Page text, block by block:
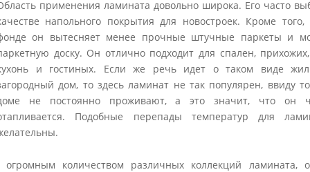
применения ламината довольно широка. Его часто
напольного покрытия для новостроек. Кроме
он вытесняет менее прочные штучные паркеты и
доску. Он отлично подходит для спален, прихожих,
и гостиных. Если же речь идет о таком виде
дом, то здесь ламинат не так популярен, ввиду
не постоянно проживают, а это значит, что он
Подобные перепады температур для
количеством различных коллекций ламината,